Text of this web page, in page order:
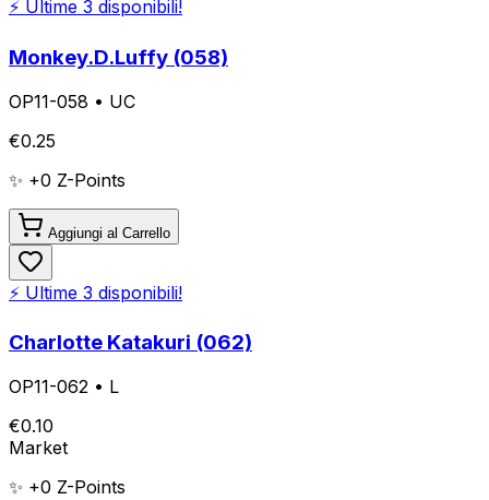
⚡ Ultime 3 disponibili!
Monkey.D.Luffy (058)
OP11-058 • UC
€0.25
✨ +0 Z-Points
Aggiungi al Carrello
⚡ Ultime 3 disponibili!
Charlotte Katakuri (062)
OP11-062 • L
€0.10
Market
✨ +0 Z-Points